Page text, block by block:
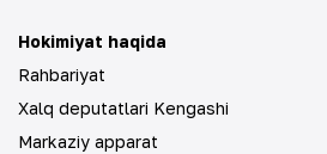
Hokimiyat haqida
Rahbariyat
Xalq deputatlari Kengashi
Markaziy apparat